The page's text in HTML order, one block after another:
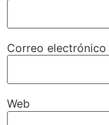
Correo electrónico
Web